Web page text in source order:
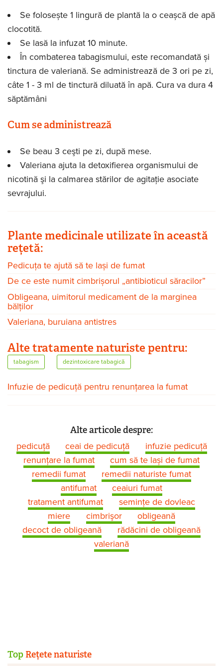
Se folosește 1 lingură de plantă la o ceașcă de apă
clocotită.
Se lasă la infuzat 10 minute.
În combaterea tabagismului, este recomandată și
tinctura de valeriană. Se administrează de 3 ori pe zi,
câte 1 - 3 ml de tinctură diluată în apă. Cura va dura 4
săptămâni
Cum se administrează
Se beau 3 ceşti pe zi, după mese.
Valeriana ajuta la detoxifierea organismului de
nicotină şi la calmarea stărilor de agitaţie asociate
sevrajului.
Plante medicinale utilizate în această
rețetă:
Pedicuța te ajută să te lași de fumat
De ce este numit cimbrișorul „antibioticul săracilor”
Obligeana, uimitorul medicament de la marginea
bălților
Valeriana, buruiana antistres
Alte tratamente naturiste pentru:
tabagism dezintoxicare tabagică
Infuzie de pedicuță pentru renunțarea la fumat
Alte articole despre:
pedicuță ceai de pedicuță
infuzie pedicuță
renunțare la fumat
cum să te lași de fumat
remedii fumat
remedii naturiste fumat
antifumat
ceaiuri fumat
tratament antifumat
semințe de dovleac
miere
cimbrişor
obligeană
decoct de obligeană
rădăcini de obligeană
valeriană
Top Rețete naturiste